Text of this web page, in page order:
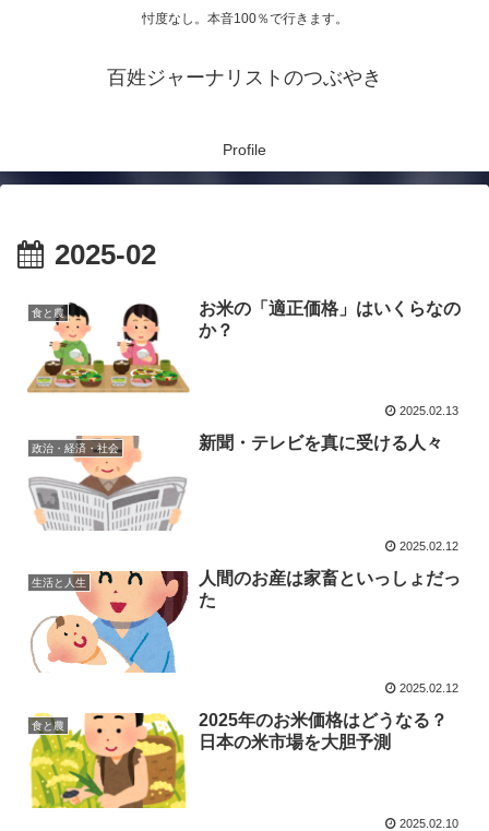
忖度なし。本音100％で行きます。
百姓ジャーナリストのつぶやき
Profile
2025-02
食と農
お米の「適正価格」はいくらなの
か？
2025.02.13
政治・経済・社会 新聞・テレビを真に受ける人々
2025.02.12
生活と人生
人間のお産は家畜といっしょだっ
た
2025.02.12
食と農
2025年のお米価格はどうなる？
日本の米市場を大胆予測
2025.02.10